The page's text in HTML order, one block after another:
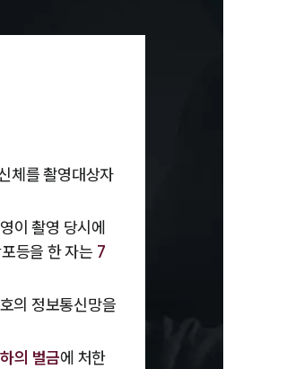
체를 촬영대상자
이 촬영 당시에
등을 한 자는 7
의 정보통신망을
의 벌금에 처한